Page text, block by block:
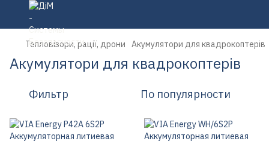
Тепловізори, рації, дрони Акумулятори для квадрокоптерів
Акумулятори для квадрокоптерів
Фильтр По популярности